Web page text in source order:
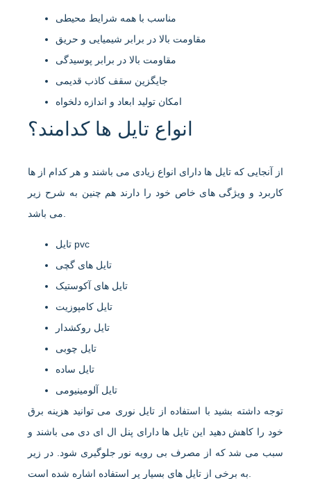
مناسب با همه شرایط محیطی
مقاومت بالا در برابر شیمیایی و حریق
مقاومت بالا در برابر پوسیدگی
جایگزین سقف کاذب قدیمی
امکان تولید ابعاد و اندازه دلخواه
انواع تایل ها کدامند؟
از آنجایی که تایل ها دارای انواع زیادی می باشند و هر کدام از ها
کاربرد و ویژگی های خاص خود را دارند هم چنین به شرح زیر
تایل pvc
تایل های گچی
تایل های آکوستیک
تایل کامپوزیت
تایل روکشدار
تایل چوبی
تایل ساده
تایل آلومینیومی
توجه داشته بشید با استفاده از تایل نوری می توانید هزینه برق
خود را کاهش دهید این تایل ها دارای پنل ال ای دی می باشند و
سبب می شد که از مصرف بی رویه نور جلوگیری شود. در زیر
به برخی از تایل های بسیار پر استفاده اشاره شده است.